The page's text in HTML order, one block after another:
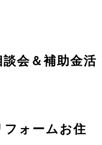
会＆補助金活
フォームお住